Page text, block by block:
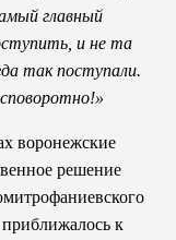
главный
и не та
так поступали.
воронежские
решение
к